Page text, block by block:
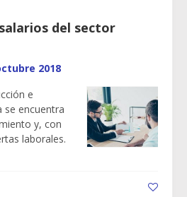
del sector
2018
e
se encuentra
y, con
laborales.